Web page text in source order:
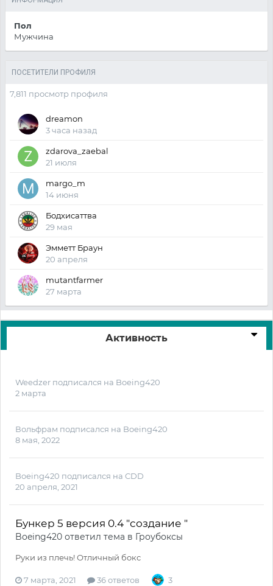
Пол
Мужчина
ПОСЕТИТЕЛИ ПРОФИЛЯ
7,811 просмотр профиля
dreamon
3 часа назад
zdarova_zaebal
21 июля
margo_m
14 июня
Бодхисаттва
29 мая
Эмметт Браун
20 апреля
mutantfarmer
27 марта
Активность
Weedzer подписался на Boeing420
2 марта
Вольфрам подписался на Boeing420
8 мая, 2022
Boeing420 подписался на CDD
20 апреля, 2021
Бункер 5 версия 0.4 "создание "
Boeing420 ответил тема в Гроубоксы
Руки из плечь! Отличный бокс
7 марта, 2021 36 ответов 3